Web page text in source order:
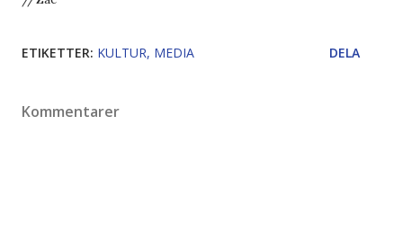
ETIKETTER: KULTUR MEDIA DELA
Kommentarer